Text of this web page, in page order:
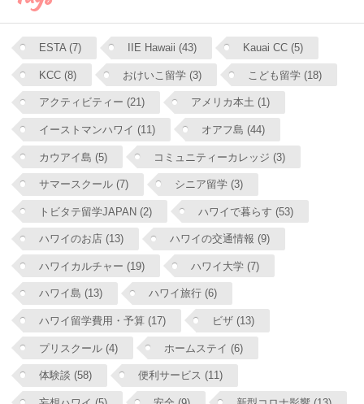
ESTA (7) IIE Hawaii (43) Kauai CC (5)
KCC (8) おけいこ留学 (3) こども留学 (18)
アクティビティー (21) アメリカ本土 (1)
イーストマンハワイ (11) オアフ島 (44)
カウアイ島 (5) コミュニティーカレッジ (3)
サマースクール (7) シニア留学 (3)
トビタテ留学JAPAN (2) ハワイで暮らす (53)
ハワイのお店 (13) ハワイの交通情報 (9)
ハワイカルチャー (19) ハワイ大学 (7)
ハワイ島 (13) ハワイ旅行 (6)
ハワイ留学費用・予算 (17) ビザ (13)
プリスクール (4) ホームステイ (6)
体験談 (58) 便利サービス (11)